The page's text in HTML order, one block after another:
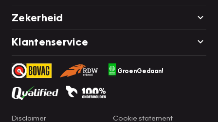
Zekerheid
Klantenservice
GroenGedaan!
Disclaimer Cookie statement